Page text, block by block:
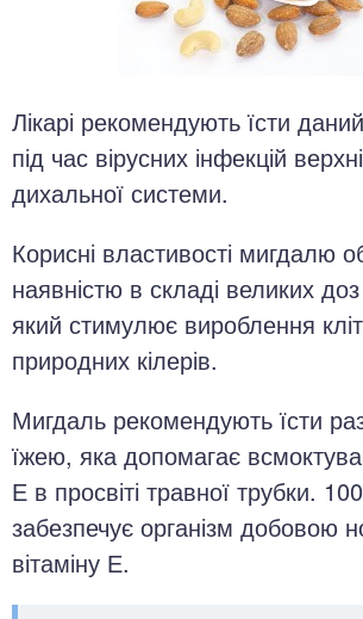
Лікарі рекомендують їсти
під час вірусних інфекцій
дихальної системи.
Корисні властивості мигдалю
наявністю в складі великих
який стимулює вироблення
природних кілерів.
Мигдаль рекомендують їсти
їжею, яка допомагає
Е в просвіті травної трубки.
забезпечує організм добовою
вітаміну Е.